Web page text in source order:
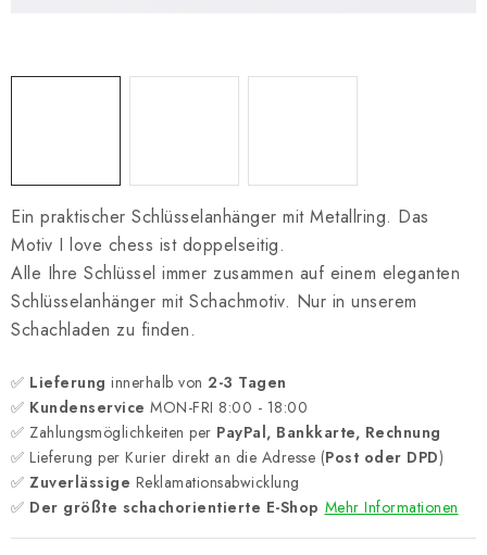
Geschäftsbedingungen
Ein praktischer Schlüsselanhänger mit Metallring. Das
Motiv I love chess ist doppelseitig.
Alle Ihre Schlüssel immer zusammen auf einem eleganten
Schlüsselanhänger mit Schachmotiv. Nur in unserem
Schachladen zu finden.
✅ Lieferung innerhalb von 2-3 Tagen
✅ Kundenservice MON-FRI 8:00 - 18:00
✅ Zahlungsmöglichkeiten per PayPal, Bankkarte, Rechnung
✅ Lieferung per Kurier direkt an die Adresse (Post oder DPD)
✅ Zuverlässige Reklamationsabwicklung
✅ Der größte schachorientierte E-Shop Mehr Informationen